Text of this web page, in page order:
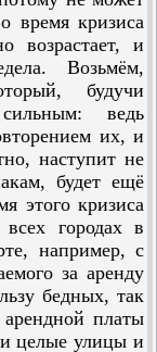
время кризиса
возрастает, и
Возьмём,
будучи
ведь
их, и
на­ступит не
будет ещё
этого кризиса
городах в
например, с
за аренду
бедных, так
платы
целые улицы и